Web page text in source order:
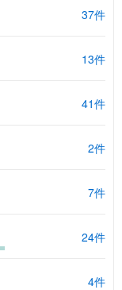
37件
13件
41件
2件
7件
24件
4件